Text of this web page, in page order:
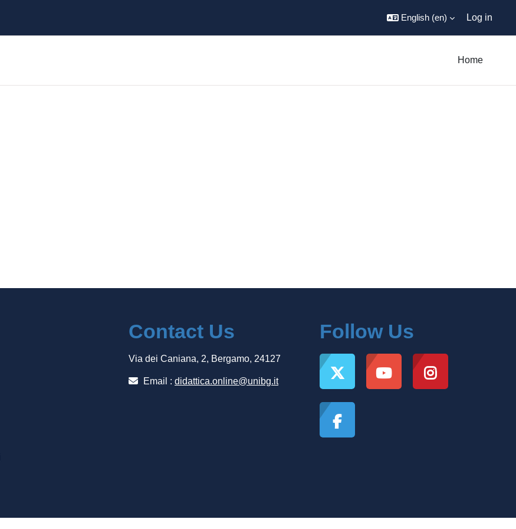
English ‎(en)‎ Log in
Home
Contact Us
Via dei Caniana, 2, Bergamo, 24127
Email : didattica.online@unibg.it
Follow Us